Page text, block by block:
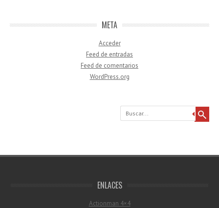
META
Acceder
Feed de entradas
Feed de comentarios
WordPress.org
Buscar
ENLACES
Actionman 4×4